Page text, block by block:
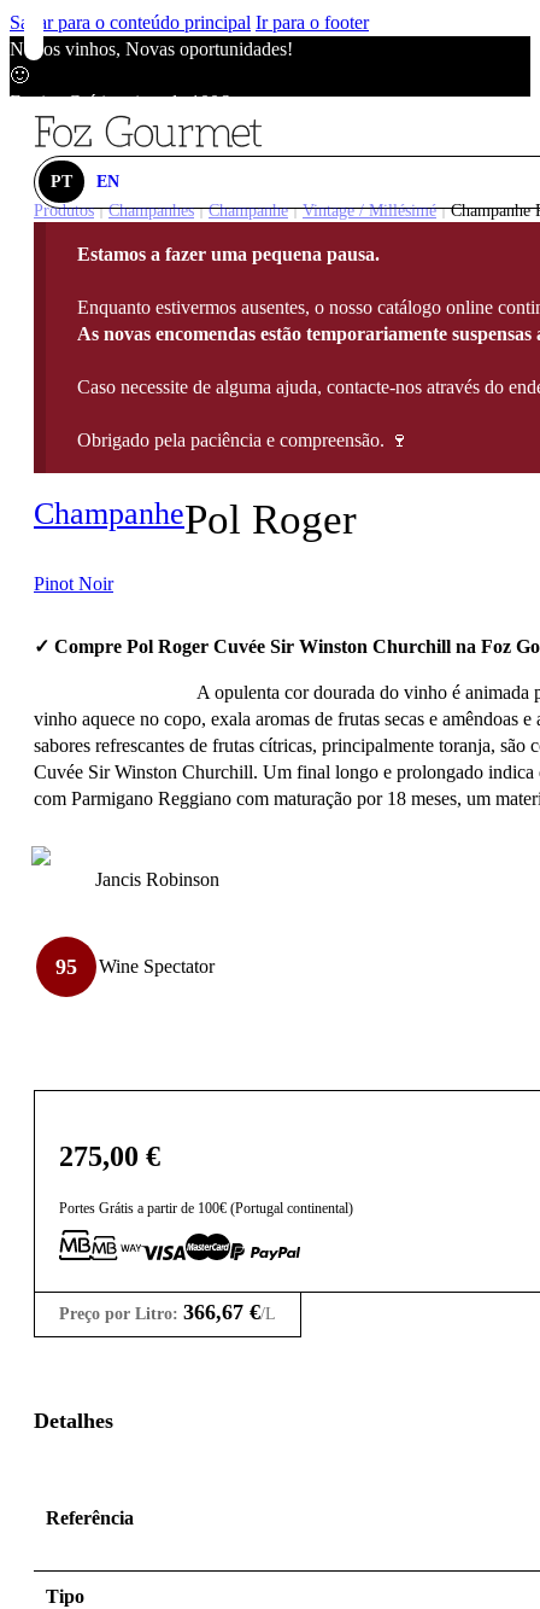
Saltar para o conteúdo principal Ir para o footer
Novos vinhos, Novas oportunidades!
🙂
Envios Grátis acima de 100€
Novos vinhos, Novas oportunidades!
Envios Grátis acima de 100€
Novos vinhos, Novas oportunidades!
Envios Grátis acima de 100€
PT
EN
Produtos | Champanhes | Champanhe | Vintage / Millésimé | Champanhe
Estamos a fazer uma pequena pausa.
Enquanto estivermos ausentes, o nosso catálogo online
As novas encomendas estão temporariamente suspensas
Caso necessite de alguma ajuda, contacte-nos através do
Obrigado pela paciência e compreensão. 🍷
ChampanhePol Roger
Pinot Noir
✓ Compre Pol Roger Cuvée Sir Winston Churchill na Foz
A opulenta cor dourada do vinho é animada
vinho aquece no copo, exala aromas de frutas secas e amêndoas
sabores refrescantes de frutas cítricas, principalmente toranja,
Cuvée Sir Winston Churchill. Um final longo e prolongado indica
com Parmigano Reggiano com maturação por 18 meses, um
Jancis Robinson
95 Wine Spectator
275,00 €
Portes Grátis a partir de 100€ (Portugal continental)
Preço por Litro: 366,67 €/L
Detalhes
Referência
Tipo